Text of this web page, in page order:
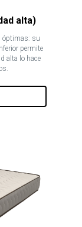
alta)
óptimas: su
permite
alta lo hace